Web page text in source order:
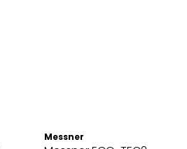
Messner